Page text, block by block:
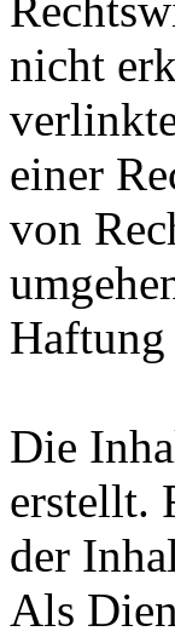
nicht
einer
von
Die
erstellt.
der
Als